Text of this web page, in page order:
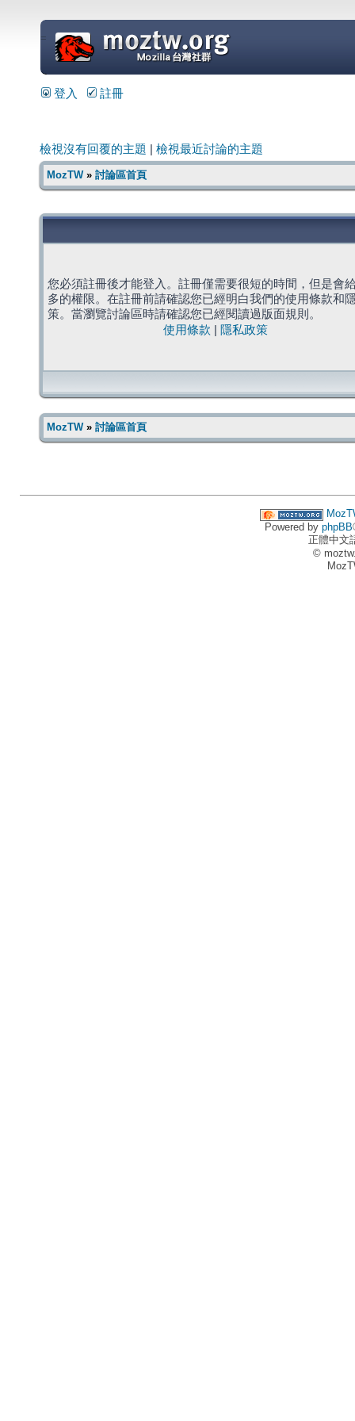
=
登入 註冊
檢視沒有回覆的主題 檢視最近討論的主題
MozTW» 討論區首頁
您必須註冊後才能登入。註冊僅需要很短的時間，但是會
多的權限。在註冊前請確認您已經明白我們的使用條款和
策。當瀏覽討論區時請確認您已經閱讀過版面規則。
使用條款
隱私政策
MozTW» 討論區首頁
Powered by phpBB
正體中文
©